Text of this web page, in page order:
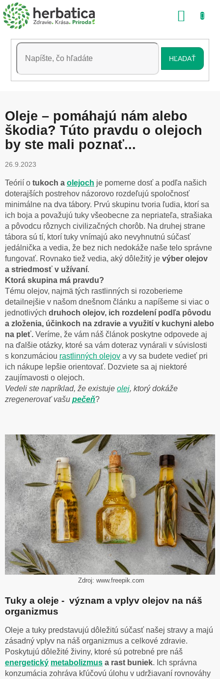
Prejsť
na
obsah
HĽADAŤ
Oleje – pomáhajú nám alebo
škodia? Túto pravdu o olejoch
by ste mali poznať...
26.9.2023
Teórií o tukoch a olejoch je pomerne dosť a podľa našich
doterajších postrehov názorovo rozdeľujú spoločnosť
minimálne na dva tábory. Prvú skupinu tvoria ľudia, ktorí sa
ich boja a považujú tuky všeobecne za nepriateľa, strašiaka
a pôvodcu rôznych civilizačných chorôb. Na druhej strane
tábora sú tí, ktorí tuky vnímajú ako nevyhnutnú súčasť
jedálnička a vedia, že bez nich nedokáže naše telo správne
fungovať. Rovnako tiež vedia, aký dôležitý je výber olejov
a striedmosť v užívaní.
Ktorá skupina má pravdu?
Tému olejov, najmä tých rastlinných si rozoberieme
detailnejšie v našom dnešnom článku a napíšeme si viac o
jednotlivých druhoch olejov, ich rozdelení podľa pôvodu
a zloženia, účinkoch na zdravie a využití v kuchyni alebo
na pleť. Veríme, že vám náš článok poskytne odpovede aj
na ďalšie otázky, ktoré sa vám doteraz vynárali v súvislosti
s konzumáciou rastlinných olejov a vy sa budete vedieť pri
ich nákupe lepšie orientovať. Dozviete sa aj niektoré
zaujímavosti o olejoch.
Vedeli ste napríklad, že existuje olej, ktorý dokáže
zregenerovať vašu pečeň?
Zdroj: www.freepik.com
Tuky a oleje - význam a vplyv olejov na náš
organizmus
Oleje a tuky predstavujú dôležitú súčasť našej stravy a majú
zásadný vplyv na náš organizmus a celkové zdravie.
Poskytujú dôležité živiny, ktoré sú potrebné pre náš
energetický metabolizmus a rast buniek. Ich správna
konzumácia zohráva kľúčovú úlohu v udržiavaní rovnováhy